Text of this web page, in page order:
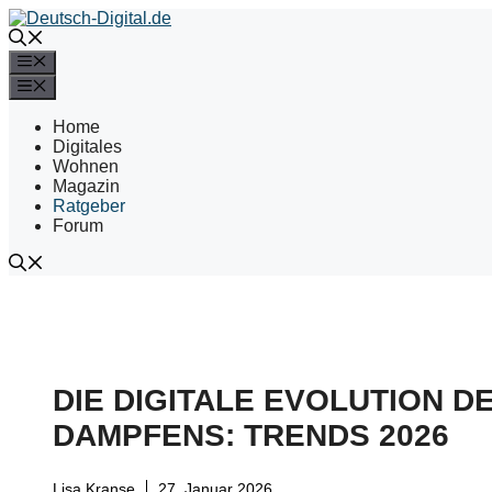
Zum
Inhalt
springen
Home
Digitales
Wohnen
Magazin
Ratgeber
Forum
DIE DIGITALE EVOLUTION
DAMPFENS: TRENDS 2026